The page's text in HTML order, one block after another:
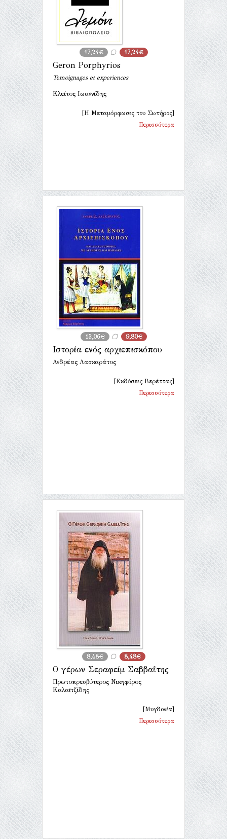
17,24€ 17,24€
Geron Porphyrios
Temoignages et experiences
Κλείτος Ιωαννίδης
[Η Μεταμόρφωσις του Σωτήρος]
Περισσότερα
13,06€ 9,80€
Ιστορία ενός αρχιεπισκόπου
Ανδρέας Λασκαράτος
[Εκδόσεις Βερέττας]
Περισσότερα
8,48€ 8,48€
Ο γέρων Σεραφείμ Σαββαΐτης
Πρωτοπρεσβύτερος Νικηφόρος
Καλαϊτζίδης
[Μυγδονία]
Περισσότερα